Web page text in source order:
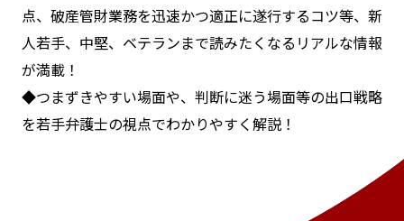
点、破産管財業務を迅速かつ適正に遂行するコツ等、新
人若手、中堅、ベテランまで読みたくなるリアルな情報
が満載！
◆つまずきやすい場面や、判断に迷う場面等の出口戦略
を若手弁護士の視点でわかりやすく解説！